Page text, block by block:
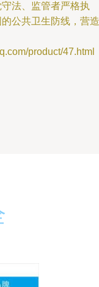
法、监管者严格执
公共卫生防线，营造
product/47.html